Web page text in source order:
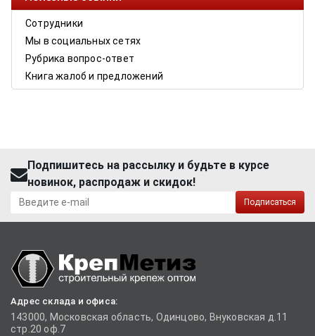
Сотрудники
Мы в социальных сетях
Рубрика вопрос-ответ
Книга жалоб и предложений
Подпишитесь на рассылку и будьте в курсе
новинок, распродаж и скидок!
Подписаться
Адрес склада и офиса:
143000, Московская область, Одинцово, Внуковская д.11
стр.20 оф.7